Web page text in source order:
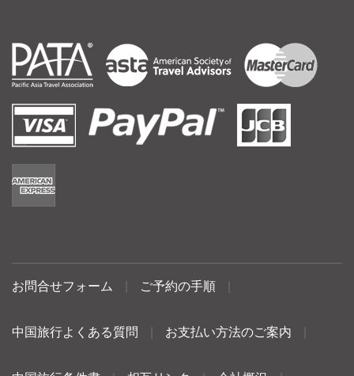
お問合せフォーム ご予約の手順
中国旅行よくある質問 お支払い方法のご案内